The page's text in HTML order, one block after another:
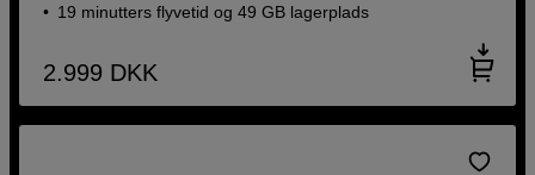
19 minutters flyvetid og 49 GB lagerplads
2.999 DKK